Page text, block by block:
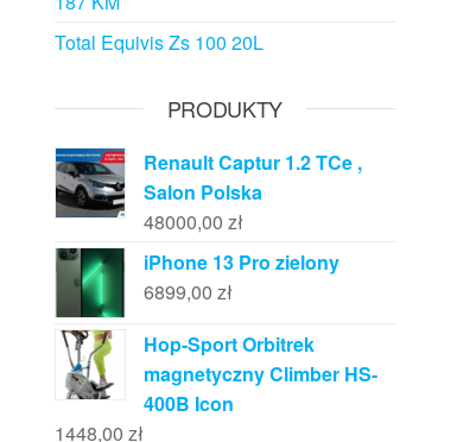
Total Equivis Zs 100 20L
PRODUKTY
Renault Captur 1.2 TCe ,
Salon Polska
48000,00 zł
iPhone 13 Pro zielony
6899,00 zł
Hop-Sport Orbitrek
magnetyczny Climber HS-
400B Icon
1448,00 zł